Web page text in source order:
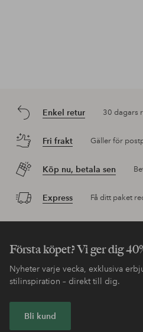
Enkel retur 30 dagars
Fri frakt Gäller för
Köp nu, betala sen
Express Få ditt paket
Första köpet? Vi ger dig
Nyheter varje vecka, exklusiva
stilinspiration – direkt till dig.
Bli kund